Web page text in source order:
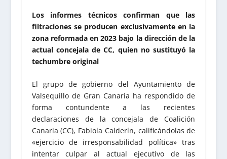
Los informes técnicos confirman que las
filtraciones se producen exclusivamente en la
zona reformada en 2023 bajo la dirección de la
actual concejala de CC, quien no sustituyó la
techumbre original
El grupo de gobierno del Ayuntamiento de
Valsequillo de Gran Canaria ha respondido de
forma contundente a las recientes
declaraciones de la concejala de Coalición
Canaria (CC), Fabiola Calderín, calificándolas de
«ejercicio de irresponsabilidad política» tras
intentar culpar al actual ejecutivo de las